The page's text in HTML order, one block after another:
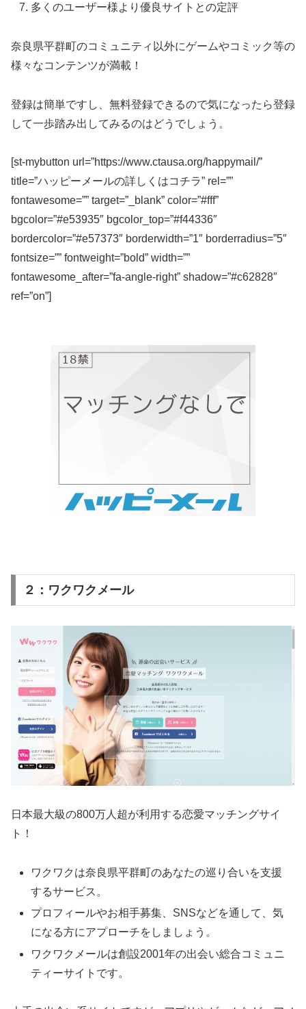
多くのユーザー様より優良サイトとの定評
奈良県平群町のコミュニティ以外にゲームやコミック等の
様々なコンテンツが満載！
登録は簡単ですし、無料登録できるので気になったら登録
して一歩踏み出してみるのはどうでしょう。
[st-mybutton url=”https://www.ctausa.org/happymail/”
title=”ハッピーメールの詳しくはコチラ” rel=””
fontawesome=”” target=”_blank” color=”#fff”
bgcolor=”#e53935″ bgcolor_top=”#f44336″
bordercolor=”#e57373″ borderwidth=”1″ borderradius=”5″
fontsize=”” fontweight=”bold” width=””
fontawesome_after=”fa-angle-right” shadow=”#c62828″
ref=”on”]
２：ワクワクメール
日本最大級の800万人超が利用する恋愛マッチングサイ
ト！
ワクワクは奈良県平群町のあなたの巡り合いを支援
するサービス。
プロフィールやお相手募集、SNSなどを通して、気
になる方にアプローチをしましょう。
ワクワクメールは創設2001年の出会い総合コミュニ
ティーサイトです。